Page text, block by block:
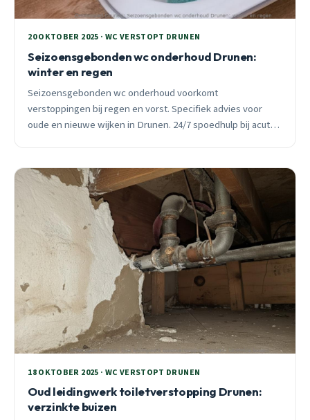
20 OKTOBER 2025 · WC VERSTOPT DRUNEN
Seizoensgebonden wc onderhoud Drunen:
winter en regen
Seizoensgebonden wc onderhoud voorkomt
verstoppingen bij regen en vorst. Specifiek advies voor
oude en nieuwe wijken in Drunen. 24/7 spoedhulp bij acute
18 OKTOBER 2025 · WC VERSTOPT DRUNEN
Oud leidingwerk toiletverstopping Drunen:
verzinkte buizen